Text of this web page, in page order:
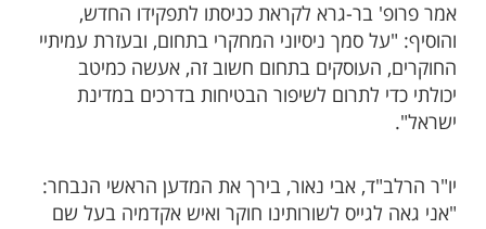
אמר פרופ' בר-גרא לקראת כניסתו לתפקידו החדש,
והוסיף: "על סמך ניסיוני המחקרי בתחום, ובעזרת עמיתיי
החוקרים, העוסקים בתחום חשוב זה, אעשה כמיטב
יכולתי כדי לתרום לשיפור הבטיחות בדרכים במדינת
ישראל".
יו"ר הרלב"ד, אבי נאור, בירך את המדען הראשי הנבחר:
"אני גאה לגייס לשורותינו חוקר ואיש אקדמיה בעל שם